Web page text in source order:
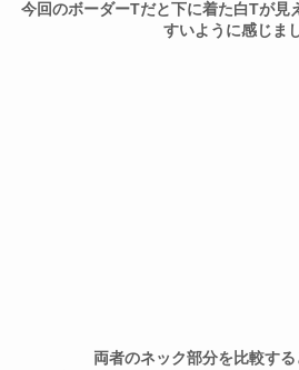
今回のボーダーTだと下に着た白Tが見
すいように感じま
両者のネック部分を比較する